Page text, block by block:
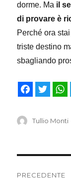
dorme. Ma il
di provare è
Perché ora
triste destino
sbagliando
a
w
h
Autore
Tullio Monti
PRECEDENTE